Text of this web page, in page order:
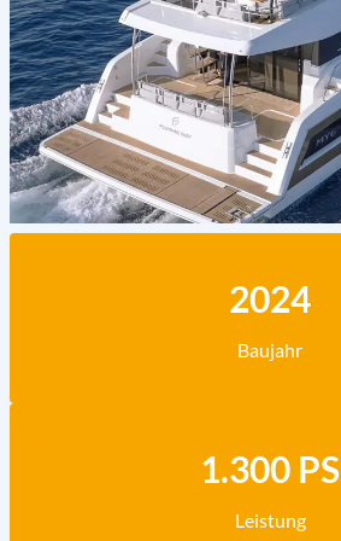
2024
Baujahr
1.300 PS
Leistung